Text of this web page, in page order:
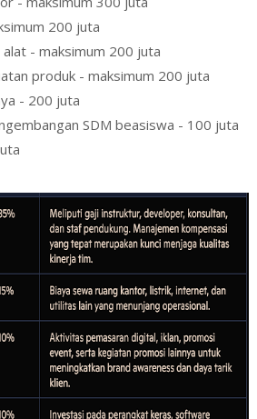
200 juta
- maksimum 200 juta
produk - maksimum 200 juta
- 200 juta
SDM beasiswa - 100 juta